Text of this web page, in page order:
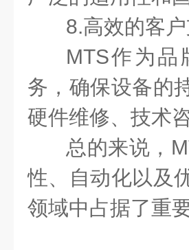
8.高效的客
MTS作为
务，确保设备的
硬件维修、技术
总的来说，
性、自动化以及
领域中占据了重